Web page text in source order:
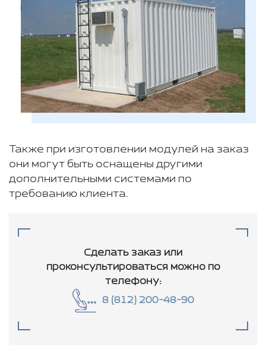
Также при изготовлении модулей на заказ
они могут быть оснащены другими
дополнительными системами по
требованию клиента.
Сделать заказ или
проконсультироватьсяможно по
телефону:
8 (812) 200-48-90